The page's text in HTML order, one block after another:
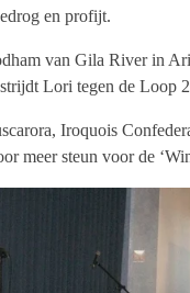
en profijt.
van Gila River in
Lori tegen de Loop
Iroquois
meer steun voor de